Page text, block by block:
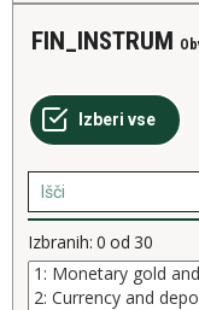
FIN_INSTRUM
Izbranih: 0 od 30